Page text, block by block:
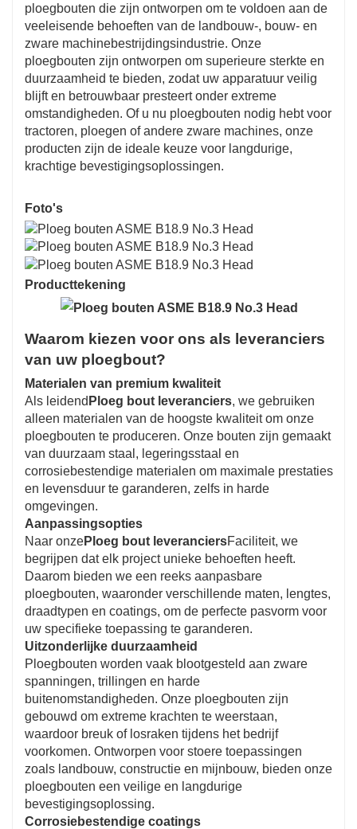
welkom om op elk moment te informeren.
6. Aflevering op tijd.
ploegbouten die zijn ontworpen om te voldoen aan de
veeleisende behoeften van de landbouw-, bouw- en
zware machinebestrijdingsindustrie. Onze
ploegbouten zijn ontworpen om superieure sterkte en
duurzaamheid te bieden, zodat uw apparatuur veilig
blijft en betrouwbaar presteert onder extreme
omstandigheden. Of u nu ploegbouten nodig hebt voor
tractoren, ploegen of andere zware machines, onze
producten zijn de ideale keuze voor langdurige,
krachtige bevestigingsoplossingen.
Foto's
Producttekening
Waarom kiezen voor ons als leveranciers
van uw ploegbout?
Materialen van premium kwaliteit
Als leidend Ploeg bout leveranciers, we gebruiken
alleen materialen van de hoogste kwaliteit om onze
ploegbouten te produceren. Onze bouten zijn gemaakt
van duurzaam staal, legeringsstaal en
corrosiebestendige materialen om maximale prestaties
en levensduur te garanderen, zelfs in harde
omgevingen.
Aanpassingsopties
Naar onzePloeg bout leveranciersFaciliteit, we
begrijpen dat elk project unieke behoeften heeft.
Daarom bieden we een reeks aanpasbare
ploegbouten, waaronder verschillende maten, lengtes,
draadtypen en coatings, om de perfecte pasvorm voor
uw specifieke toepassing te garanderen.
Uitzonderlijke duurzaamheid
Ploegbouten worden vaak blootgesteld aan zware
spanningen, trillingen en harde
buitenomstandigheden. Onze ploegbouten zijn
gebouwd om extreme krachten te weerstaan,
waardoor breuk of losraken tijdens het bedrijf
voorkomen. Ontworpen voor stoere toepassingen
zoals landbouw, constructie en mijnbouw, bieden onze
ploegbouten een veilige en langdurige
bevestigingsoplossing.
Corrosiebestendige coatings